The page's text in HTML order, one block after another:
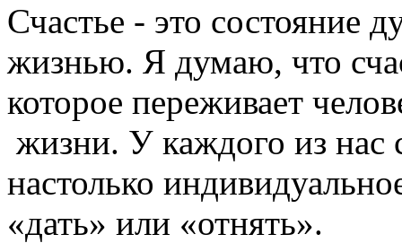
Счастье - это состояние
жизнью. Я думаю, что
которое переживает
жизни. У каждого из нас
настолько
«дать» или «отнять».